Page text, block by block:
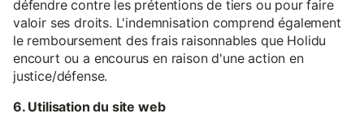
défendre contre les prétentions de tiers ou pour faire
valoir ses droits. L'indemnisation comprend également
le remboursement des frais raisonnables que Holidu
encourt ou a encourus en raison d'une action en
justice/défense.
6. Utilisation du site web